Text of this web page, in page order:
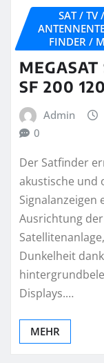
SAT / TV
FINDER /
SF 200
Admin
0
Der Satfinder
akustische und
Signalanzeigen
Ausrichtung der
Dunkelheit
Displays.…
MEHR